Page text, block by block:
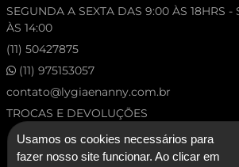
SEGUNDA A SEXTA DAS 9:00 ÀS 18HRS
ÀS 14:00
(11) 50427875
(11) 975153057
contato@lygiaenanny.com.br
TROCAS E DEVOLUÇÕES
Usamos os cookies necessários para
fazer nosso site funcionar. Ao clicar em